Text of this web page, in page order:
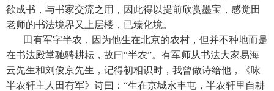
欲成书，与书家交流之用，因此得以提前欣赏墨宝，感觉田
老师的书法境界又上层楼，已臻化境。
田有军字半农，因为他生在北京的农村，但并不种地而是
在书法殿堂驰骋耕耘，故曰“半农”。有军师从书法大家易海
云先生和刘俊京先生，记得初相识时，我曾做诗给他，《咏
半农轩主人田有军》诗曰：“生在京城永丰屯，半农轩里自耕